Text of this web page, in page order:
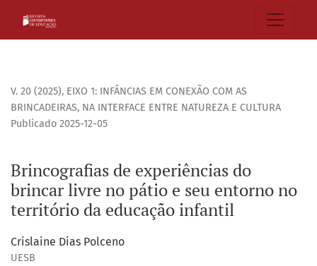
V. 20 (2025), EIXO 1: INFÂNCIAS EM CONEXÃO COM AS
BRINCADEIRAS, NA INTERFACE ENTRE NATUREZA E CULTURA
Brincografias de experiências do
brincar livre no pátio e seu entorno no
território da educação infantil
Publicado 2025-12-05
Crislaine Dias Polceno
UESB